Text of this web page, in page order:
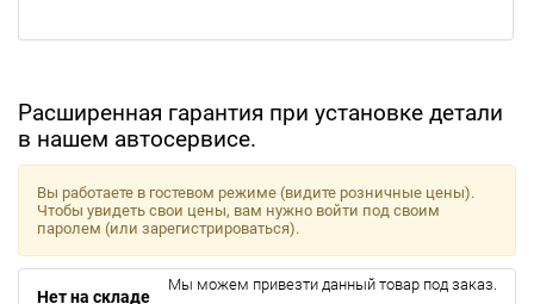
Расширенная гарантия при установке детали
в нашем автосервисе.
Вы работаете в гостевом режиме (видите розничные цены).
Чтобы увидеть свои цены, вам нужно войти под своим
паролем (или зарегистрироваться).
Нет на складе
Мы можем привезти данный товар под заказ.